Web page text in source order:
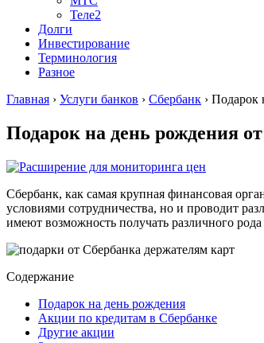
Теле2
Долги
Инвестирование
Терминология
Разное
Главная › Услуги банков › Сбербанк › Подарок
Подарок на день рождения
Сбербанк, как самая крупная финансовая
условиями сотрудничества, но и проводит
имеют возможность получать различного
Содержание
Подарок на день рождения
Акции по кредитам в Сбербанке
Другие акции